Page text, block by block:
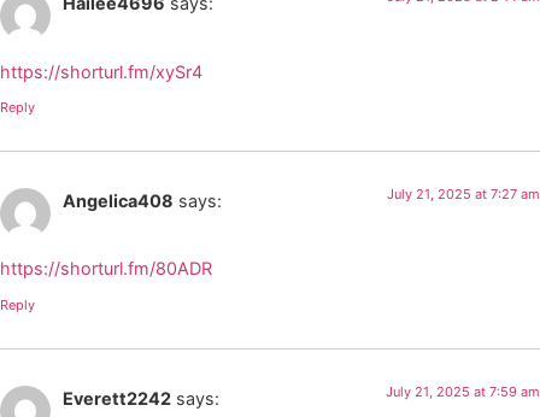
https://shorturl.fm/xySr4
Reply
Angelica408 says: July 21, 2025 at 7:27 am
https://shorturl.fm/80ADR
Reply
Everett2242 says: July 21, 2025 at 7:59 am